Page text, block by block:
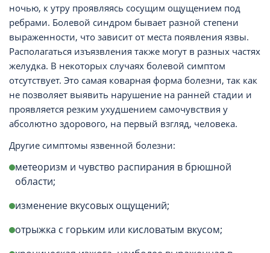
ночью, к утру проявляясь сосущим ощущением под
ребрами. Болевой синдром бывает разной степени
выраженности, что зависит от места появления язвы.
Располагаться изъязвления также могут в разных частях
желудка. В некоторых случаях болевой симптом
отсутствует. Это самая коварная форма болезни, так как
не позволяет выявить нарушение на ранней стадии и
проявляется резким ухудшением самочувствия у
абсолютно здорового, на первый взгляд, человека.
Другие симптомы язвенной болезни:
метеоризм и чувство распирания в брюшной
области;
изменение вкусовых ощущений;
отрыжка с горьким или кисловатым вкусом;